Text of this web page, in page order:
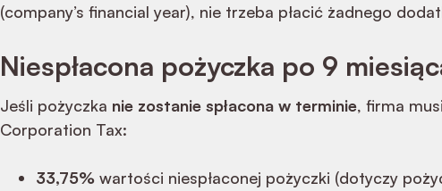
(company’s financial year), nie trzeba płacić żadnego
Niespłacona pożyczka po 9
Jeśli pożyczka nie zostanie spłacona w terminie, firma
Corporation Tax:
33,75% wartości niespłaconej pożyczki (dotyczy